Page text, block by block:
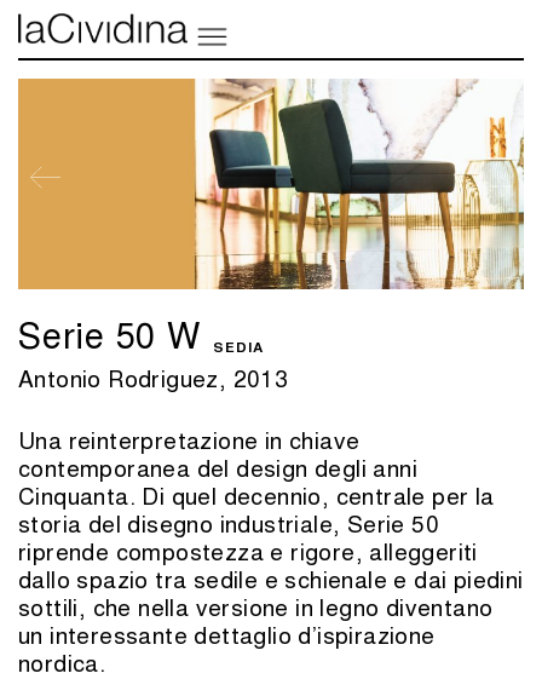
Serie 50 W SEDIA
Antonio Rodriguez, 2013
Una reinterpretazione in chiave
contemporanea del design degli anni
Cinquanta. Di quel decennio, centrale per la
storia del disegno industriale, Serie 50
riprende compostezza e rigore, alleggeriti
dallo spazio tra sedile e schienale e dai piedini
sottili, che nella versione in legno diventano
un interessante dettaglio d’ispirazione
nordica.